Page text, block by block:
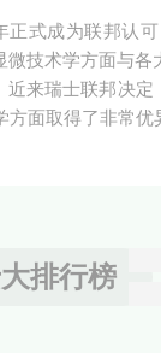
式成为联邦认
技术学方面与
来瑞士联邦决
面取得了非常
排行榜